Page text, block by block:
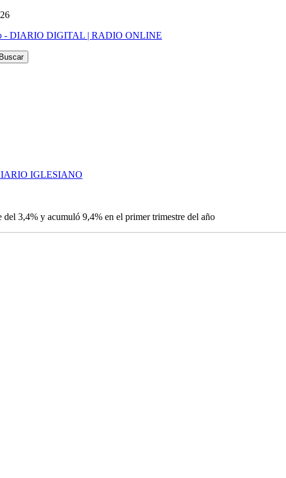
- DIARIO DIGITAL | RADIO ONLINE
3,4% y acumuló 9,4% en el primer trimestre del año